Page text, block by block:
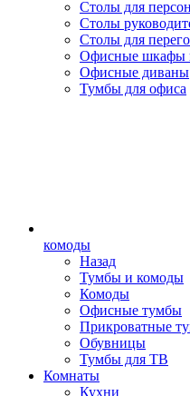
Столы для
Столы
Столы для
Офисные шкафы
Офисные диваны
Тумбы для офиса
комоды
Назад
Тумбы и комоды
Комоды
Офисные тумбы
Прикроватные
Обувницы
Тумбы для ТВ
Комнаты
Кухни